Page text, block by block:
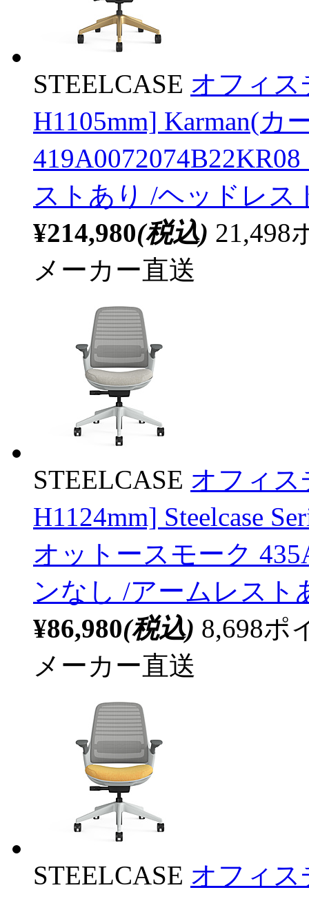
STEELCASE オフィス
H1105mm] Karman(
ストあり /ヘッドレ
¥214,980(税込) 21,498
メーカー直送
STEELCASE オフィス
H1124mm] Steelcase
オットースモーク
ンなし /アームレスト
¥86,980(税込) 8,698ポ
メーカー直送
STEELCASE オフィス